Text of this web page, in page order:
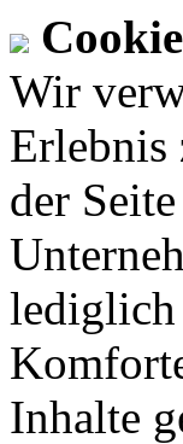
Wir
Erlebnis
der
lediglich
Inhalte